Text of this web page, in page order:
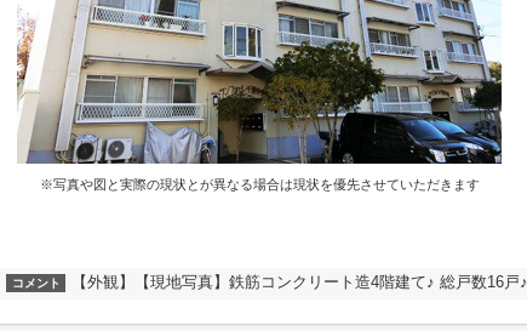
※写真や図と実際の現状とが異なる場合は現状を優先させていただきます
コメント 【外観】【現地写真】鉄筋コンクリート造4階建て♪ 総戸数16戸♪